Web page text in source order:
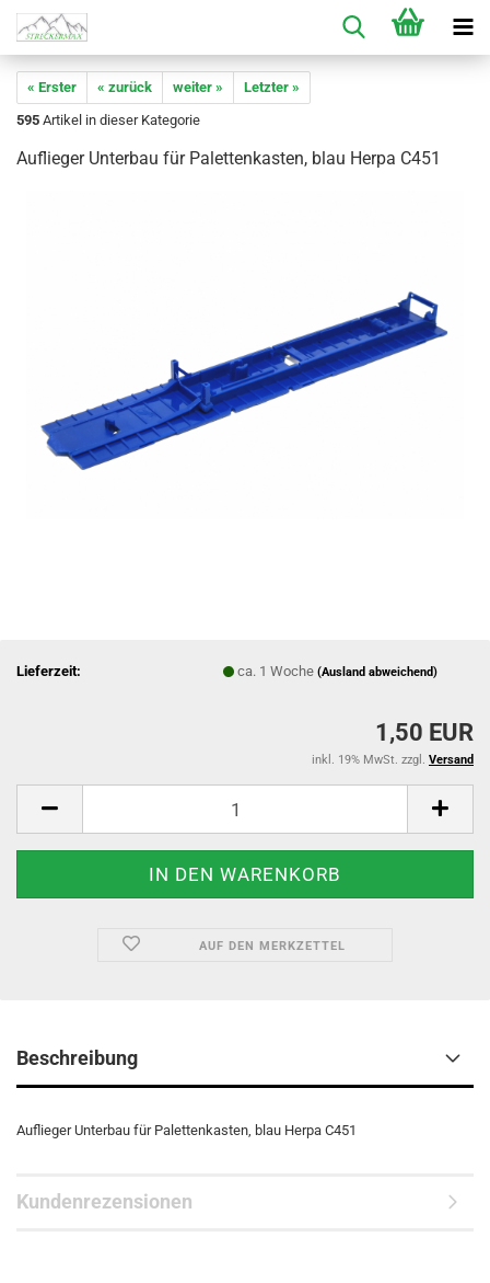
« Erster « zurück weiter »
Letzter »
595 Artikel in dieser Kategorie
Auflieger Unterbau für Palettenkasten, blau Herpa C451
Lieferzeit: ca. 1 Woche(Ausland abweichend)
1,50 EUR
inkl. 19% MwSt. zzgl. Versand
AUF DEN MERKZETTEL
Beschreibung
Auflieger Unterbau für Palettenkasten, blau Herpa C451
Kundenrezensionen